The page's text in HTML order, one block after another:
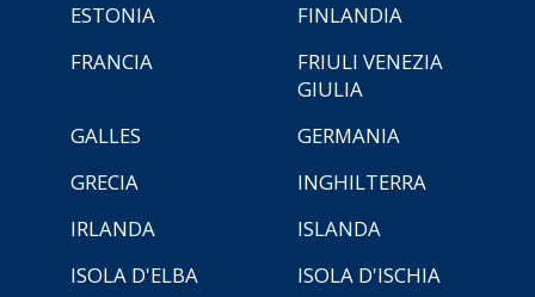
ESTONIA
FINLANDIA
FRANCIA
FRIULI VENEZIA
GIULIA
GALLES
GERMANIA
GRECIA
INGHILTERRA
IRLANDA
ISLANDA
ISOLA D'ELBA
ISOLA D'ISCHIA